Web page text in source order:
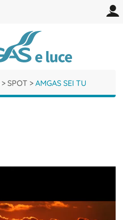
> SPOT > AMGAS SEI TU